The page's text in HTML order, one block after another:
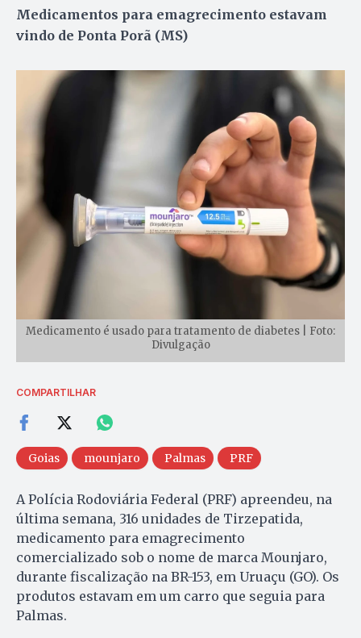
Medicamentos para emagrecimento estavam
vindo de Ponta Porã (MS)
Medicamento é usado para tratamento de diabetes | Foto:
Divulgação
COMPARTILHAR
Goias mounjaro Palmas PRF
A Polícia Rodoviária Federal (PRF) apreendeu, na
última semana, 316 unidades de Tirzepatida,
medicamento para emagrecimento
comercializado sob o nome de marca Mounjaro,
durante fiscalização na BR-153, em Uruaçu (GO). Os
produtos estavam em um carro que seguia para
Palmas.